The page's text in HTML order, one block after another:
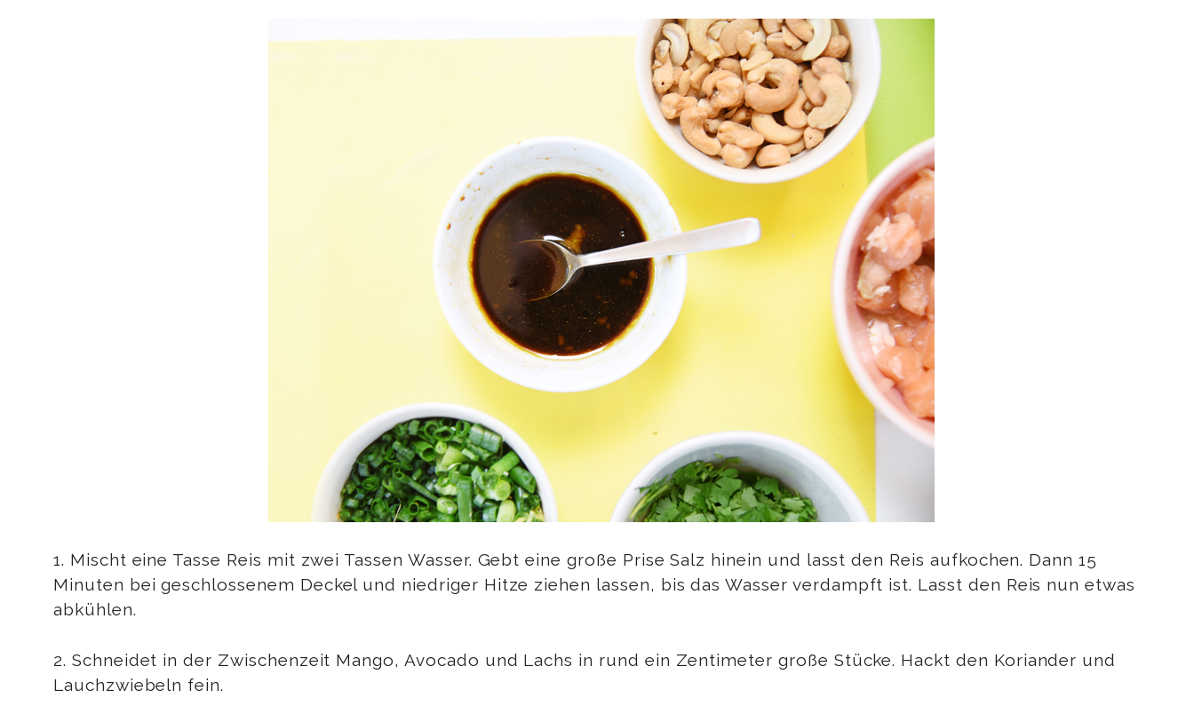
1. Mischt eine Tasse Reis mit zwei Tassen Wasser. Gebt eine große Prise Salz hinein und lasst den Reis aufkochen. Dann 15
Minuten bei geschlossenem Deckel und niedriger Hitze ziehen lassen, bis das Wasser verdampft ist. Lasst den Reis nun etwas
abkühlen.
2. Schneidet in der Zwischenzeit Mango, Avocado und Lachs in rund ein Zentimeter große Stücke. Hackt den Koriander und
Lauchzwiebeln fein.